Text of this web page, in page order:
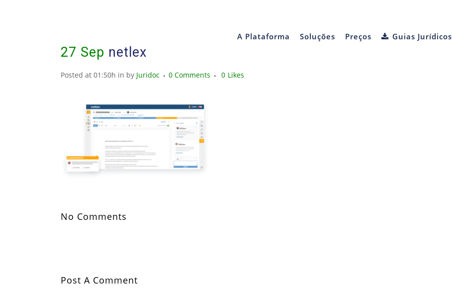
A Plataforma Soluções Preços Guias Jurídicos
27 Sep netlex
Posted at 01:50h in by Juridoc 0 Comments 0 Likes
No Comments
Post A Comment